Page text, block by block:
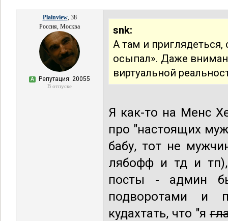
Plainview, 38
Россия, Москва
А Репутация: 20055
В отпуске
snk:
А там и
осыпал». Даже
виртуальной
Я как-то на Менс
про "настоящих
бабу, тот не
лябофф и тд и
посты - админ
подворотами и
кудахтать, что "я